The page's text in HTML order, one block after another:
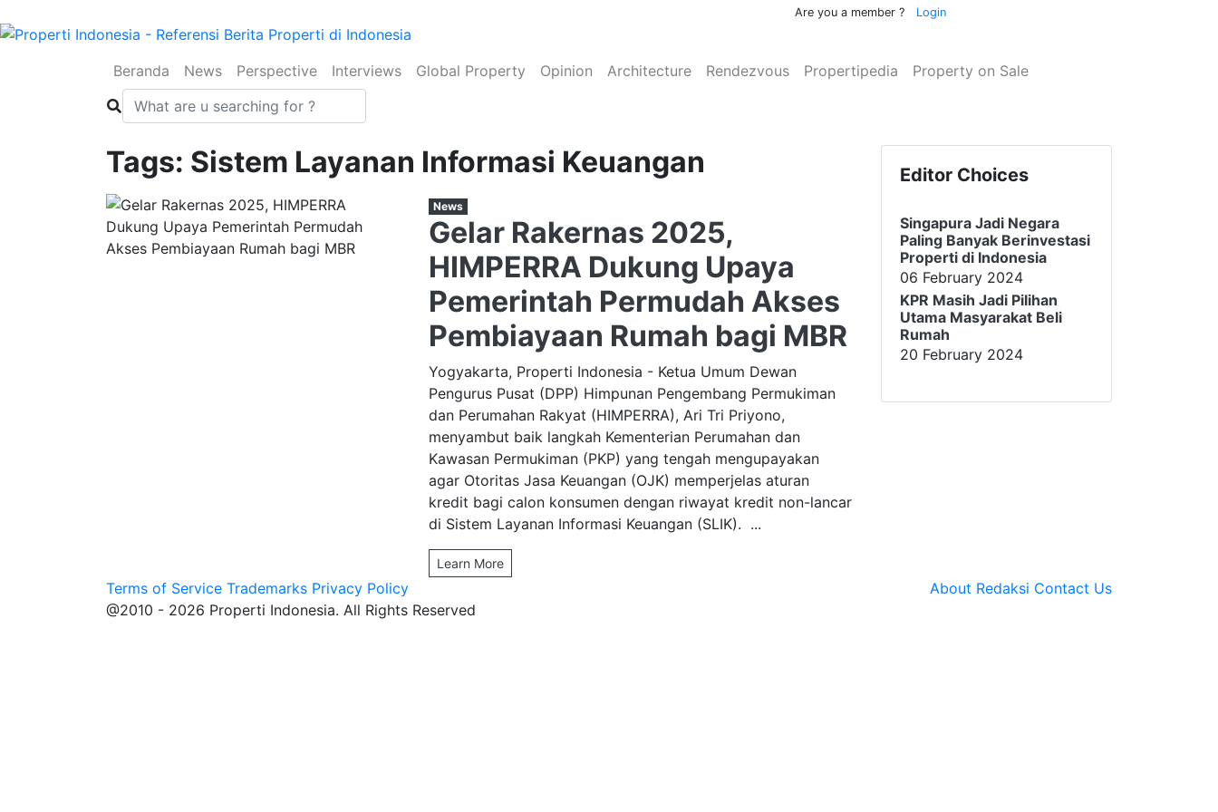
Are you a member ? Login
Beranda (current)
News(current)
Perspective(current)
Interviews(current)
Global Property (current)
Opinion (current)
Architecture(current)
Rendezvous(current)
Propertipedia (current)
Property on Sale(current)
Tags: Sistem Layanan Informasi Keuangan
News
Gelar Rakernas 2025,
HIMPERRA Dukung Upaya
Pemerintah Permudah Akses
Pembiayaan Rumah bagi MBR
Yogyakarta, Properti Indonesia - Ketua Umum Dewan
Pengurus Pusat (DPP) Himpunan Pengembang Permukiman
dan Perumahan Rakyat (HIMPERRA), Ari Tri Priyono,
menyambut baik langkah Kementerian Perumahan dan
Kawasan Permukiman (PKP) yang tengah mengupayakan
agar Otoritas Jasa Keuangan (OJK) memperjelas aturan
kredit bagi calon konsumen dengan riwayat kredit non-lancar
di Sistem Layanan Informasi Keuangan (SLIK). ...
Learn More
Editor Choices
Singapura Jadi Negara
Paling Banyak Berinvestasi
Properti di Indonesia
06 February 2024
KPR Masih Jadi Pilihan
Utama Masyarakat Beli
Rumah
20 February 2024
Terms of Service Trademarks Privacy Policy About Redaksi Contact Us
@2010 - 2026 Properti Indonesia. All Rights Reserved